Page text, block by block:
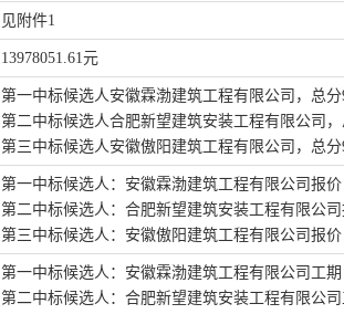
见附件1
13978051.61元
第一中标候选人安徽霖渤建筑工程有限公司，总分
第二中标候选人合肥新望建筑安装工程有限公司
第三中标候选人安徽傲阳建筑工程有限公司，总分
第一中标候选人 ： 安徽霖渤建筑工程有限公司 报价
第二中标候选人 ： 合肥新望建筑安装工程有限公司
第三中标候选人 ： 安徽傲阳建筑工程有限公司 报价
第一中标候选人 ： 安徽霖渤建筑工程有限公司 工期
第二中标候选人 ： 合肥新望建筑安装工程有限公司